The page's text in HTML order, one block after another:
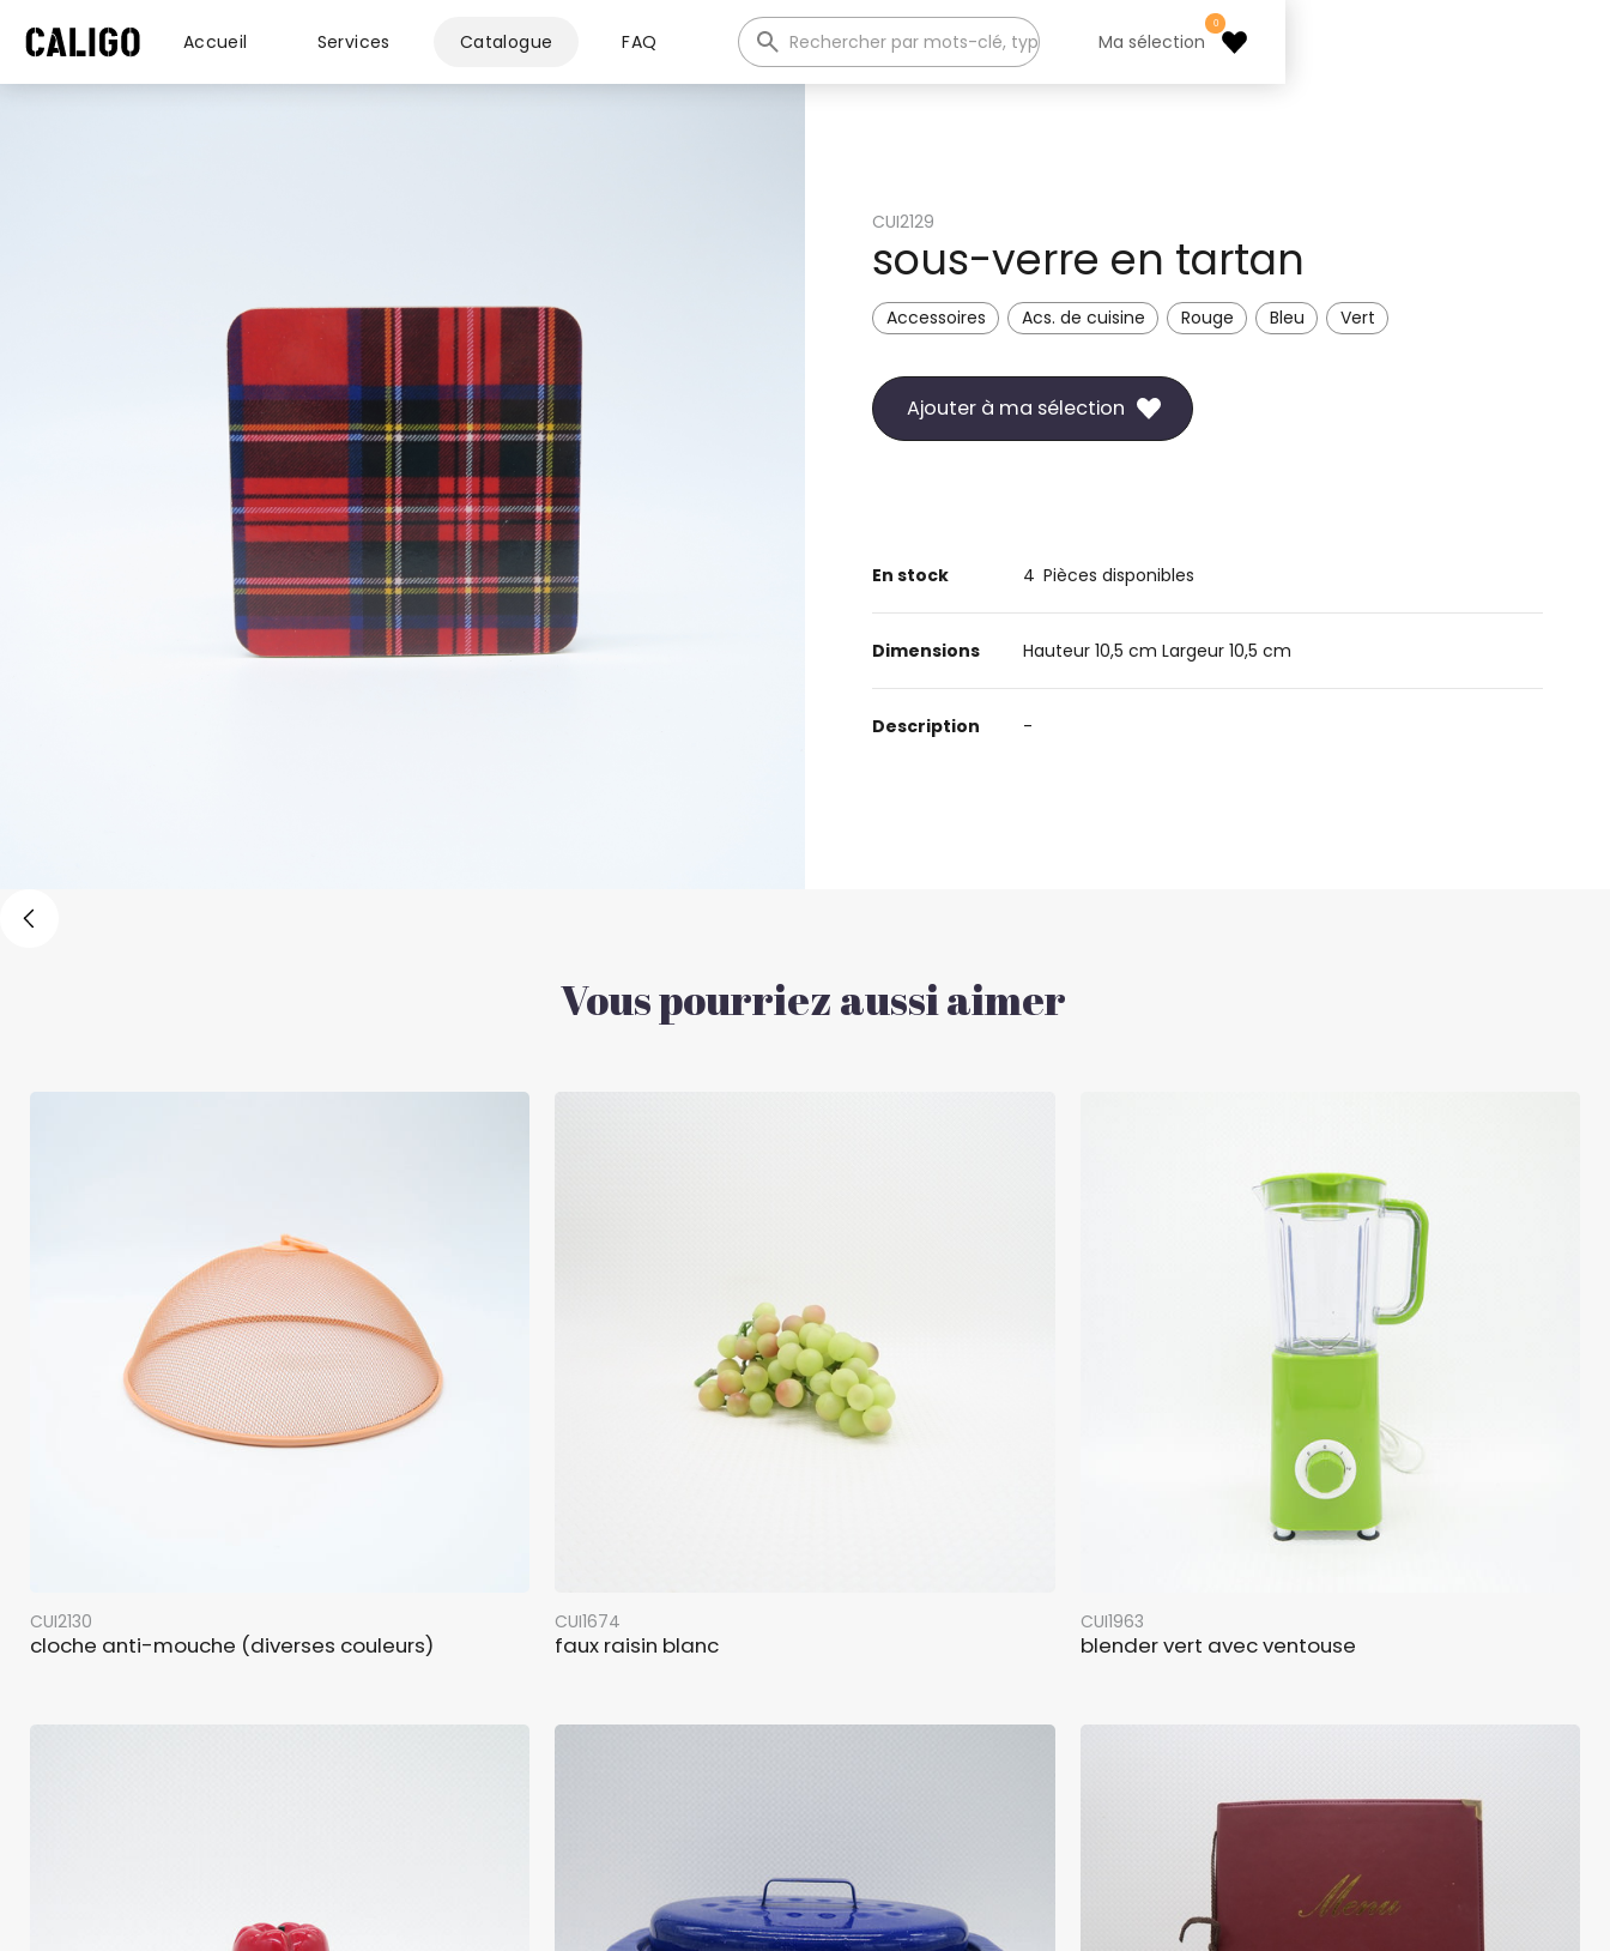
Accueil Services Catalogue FAQ Ma sélection
0
CUI2129
sous-verre en tartan
Accessoires Acs. de cuisine Rouge Bleu Vert
Ajouter à ma sélection
En stock 4 Pièces disponibles
Dimensions Hauteur 10,5 cm Largeur 10,5 cm
Description -
Vous pourriez aussi aimer
CUI2130
cloche anti-mouche (diverses couleurs)
CUI1674
faux raisin blanc
CUI1963
blender vert avec ventouse